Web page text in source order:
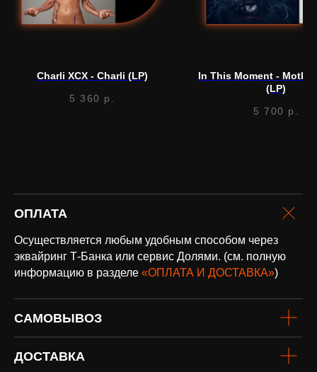
Charli XCX - Charli (LP)
5 360 р.
In This Moment -
(LP)
5 700 р.
ОПЛАТА
Осуществляется любым удобным способом через
эквайринг Т-Банка или сервис Долями. (см. полную
информацию в разделе «ОПЛАТА И ДОСТАВКА»)
САМОВЫВОЗ
ДОСТАВКА
помощь?
Напишите нам, мы ответим
на все вопросы и поможем
оплата и
доставка
Подробнее
Доставка по всей России и странам
СНГ